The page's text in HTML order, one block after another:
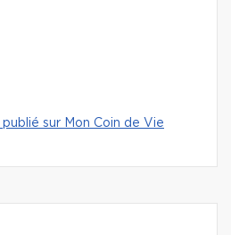
sur Mon Coin de Vie